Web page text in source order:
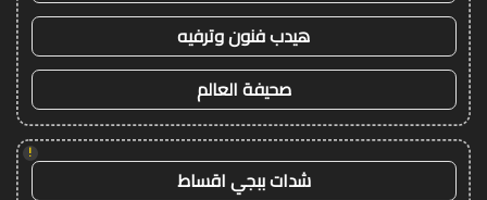
هيدب فنون وترفيه
صحيفة العالم
!
شدات ببجي اقساط